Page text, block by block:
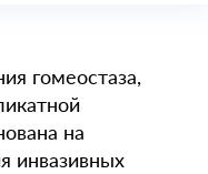
гомеостаза,
на
инвазивных